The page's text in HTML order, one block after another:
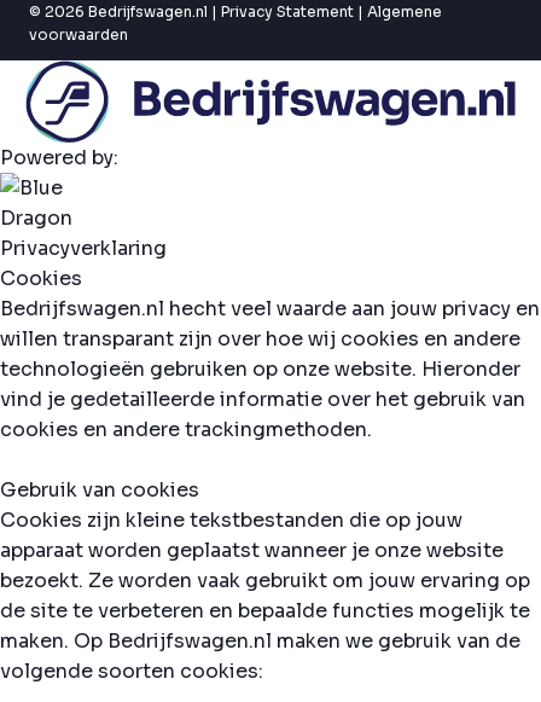
© 2026 Bedrijfswagen.nl | Privacy Statement | Algemene
voorwaarden
Powered by:
Privacyverklaring
Cookies
Bedrijfswagen.nl hecht veel waarde aan jouw privacy en
willen transparant zijn over hoe wij cookies en andere
technologieën gebruiken op onze website. Hieronder
vind je gedetailleerde informatie over het gebruik van
cookies en andere trackingmethoden.
Gebruik van cookies
Cookies zijn kleine tekstbestanden die op jouw
apparaat worden geplaatst wanneer je onze website
bezoekt. Ze worden vaak gebruikt om jouw ervaring op
de site te verbeteren en bepaalde functies mogelijk te
maken. Op Bedrijfswagen.nl maken we gebruik van de
volgende soorten cookies: